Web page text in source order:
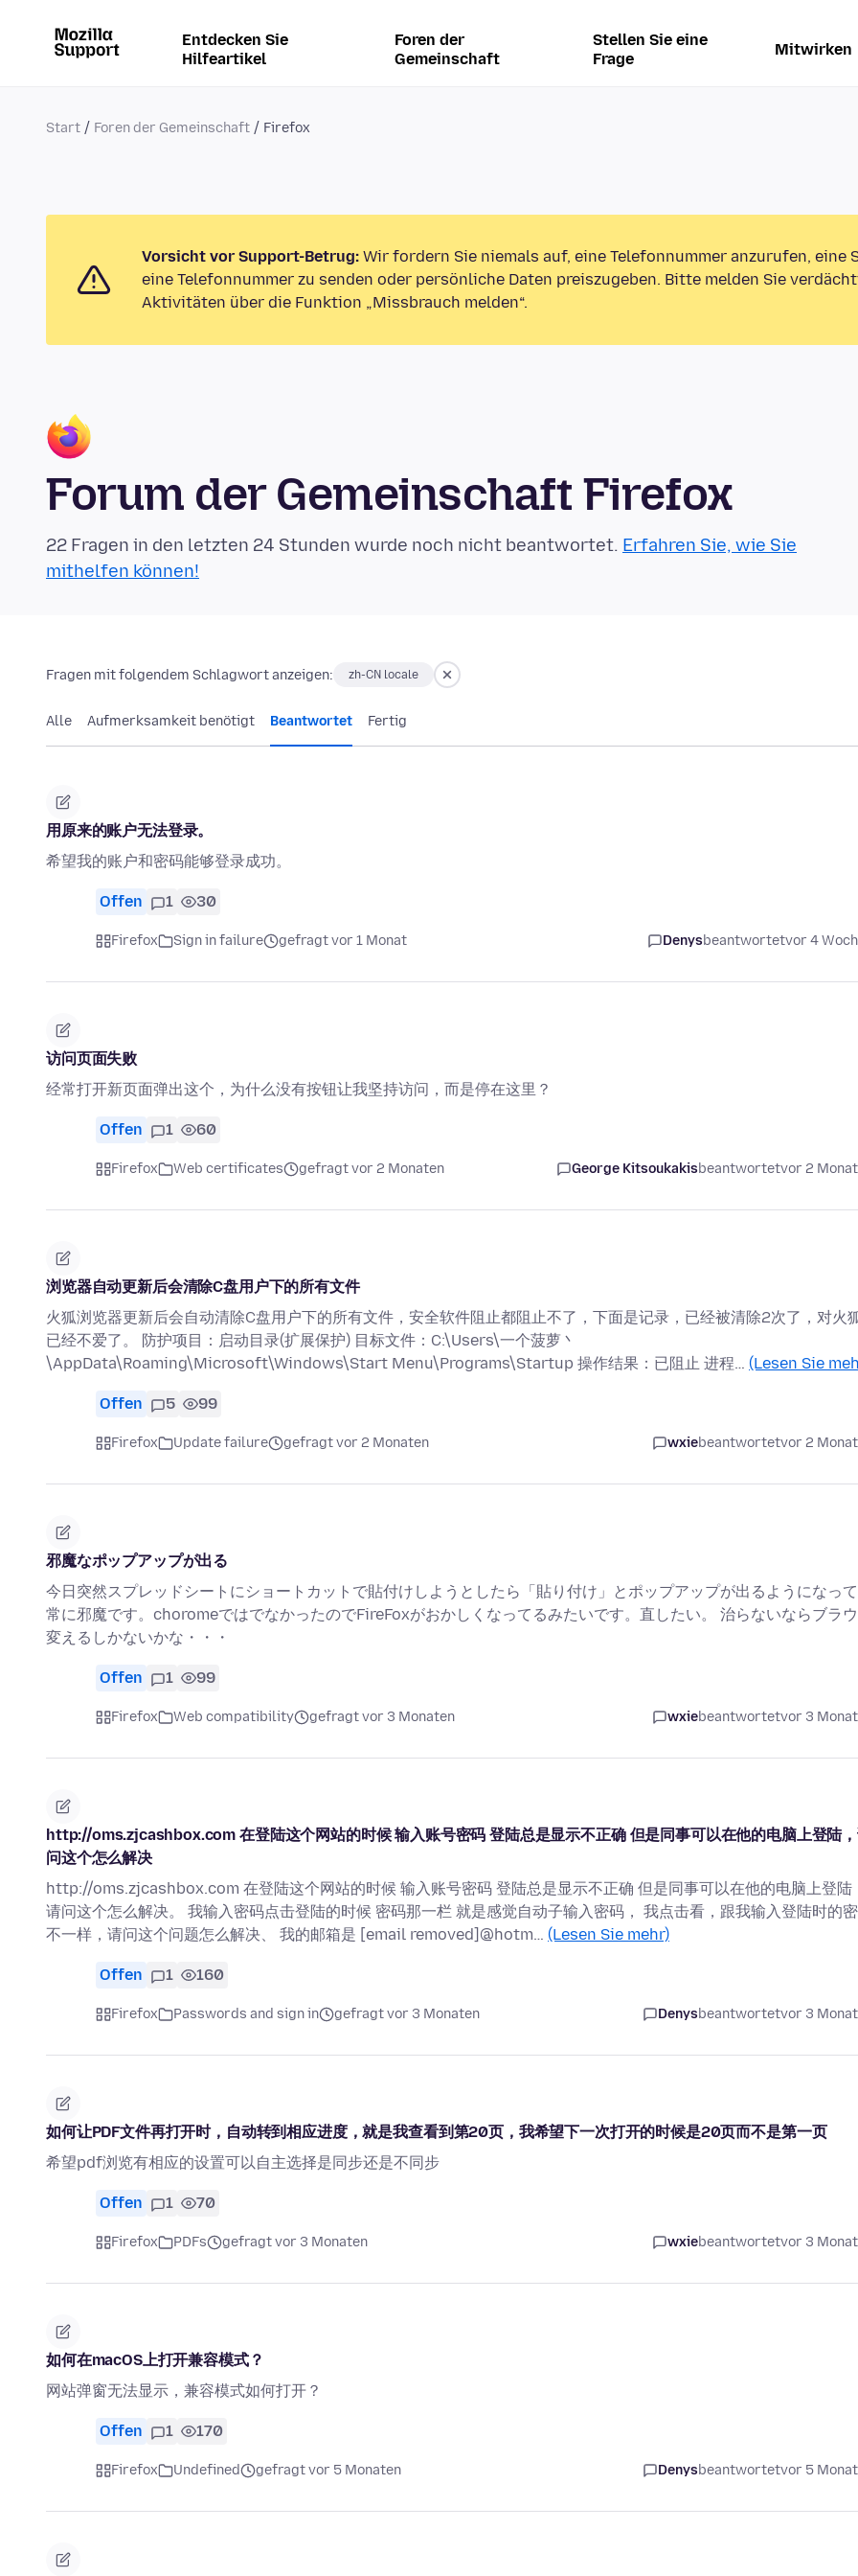
Entdecken Sie
Hilfeartikel
Foren der
Gemeinschaft
Stellen Sie eine
Frage
Mitwirken
Start Foren der Gemeinschaft Firefox
Vorsicht vor Support-Betrug: Wir fordern Sie niemals auf, eine Telefonnummer anzurufen, eine
eine Telefonnummer zu senden oder persönliche Daten preiszugeben. Bitte melden Sie
Aktivitäten über die Funktion „Missbrauch melden“.
Forum der Gemeinschaft Firefox
22 Fragen in den letzten 24 Stunden wurde noch nicht beantwortet. Erfahren Sie, wie Sie
mithelfen können!
Fragen mit folgendem Schlagwort anzeigen: zh-CN locale
Alle Aufmerksamkeit benötigt Beantwortet Fertig
用原来的账户无法登录。
希望我的账户和密码能够登录成功。
Offen 1 30
Firefox Sign in failure gefragt vor 1 Monat Denysbeantwortetvor 4
访问页面失败
经常打开新页面弹出这个，为什么没有按钮让我坚持访问，而是停在这里？
Offen 1 60
Firefox Web certificates gefragt vor 2 Monaten George Kitsoukakisbeantwortetvor 2
浏览器自动更新后会清除C盘用户下的所有文件
火狐浏览器更新后会自动清除C盘用户下的所有文件，安全软件阻止都阻止不了，下面是记录，已经被清除2次了，对火
已经不爱了。 防护项目：启动目录(扩展保护) 目标文件：C:\Users\一个菠萝丶
\AppData\Roaming\Microsoft\Windows\Start Menu\Programs\Startup 操作结果：已阻止 进程… (Lesen Sie
Offen 5 99
Firefox Update failure gefragt vor 2 Monaten wxiebeantwortetvor 2
邪魔なポップアップが出る
今日突然スプレッドシートにショートカットで貼付けしようとしたら「貼り付け」とポップアップが出るようになっ
常に邪魔です。choromeではでなかったのでFireFoxがおかしくなってるみたいです。直したい。 治らないならブラ
変えるしかないかな・・・
Offen 1 99
Firefox Web compatibility gefragt vor 3 Monaten wxiebeantwortetvor 3
http://oms.zjcashbox.com 在登陆这个网站的时候 输入账号密码 登陆总是显示不正确 但是同事可以在他的电脑上登陆
问这个怎么解决
http://oms.zjcashbox.com 在登陆这个网站的时候 输入账号密码 登陆总是显示不正确 但是同事可以在他的电脑上登陆
请问这个怎么解决。 我输入密码点击登陆的时候 密码那一栏 就是感觉自动子输入密码， 我点击看，跟我输入登陆时的
不一样，请问这个问题怎么解决、 我的邮箱是 [email removed]@hotm… (Lesen Sie mehr)
Offen 1 160
Firefox Passwords and sign in gefragt vor 3 Monaten Denysbeantwortetvor 3
如何让PDF文件再打开时，自动转到相应进度，就是我查看到第20页，我希望下一次打开的时候是20页而不是第一页
希望pdf浏览有相应的设置可以自主选择是同步还是不同步
Offen 1 70
Firefox PDFs gefragt vor 3 Monaten wxiebeantwortetvor 3
如何在macOS上打开兼容模式？
网站弹窗无法显示，兼容模式如何打开？
Offen 1 170
Firefox Undefined gefragt vor 5 Monaten Denysbeantwortetvor 5